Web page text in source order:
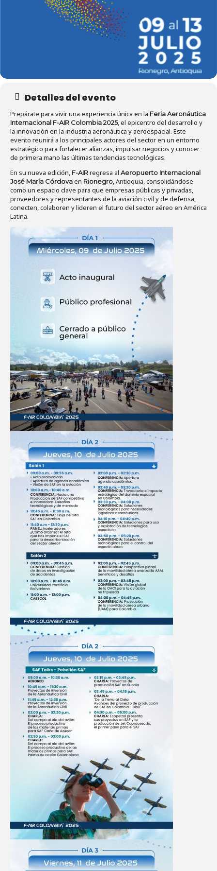
Detalles del evento
Prepárate para vivir una experiencia única en la Feria Aeronáutica
Internacional F-AIR Colombia 2025, el epicentro del desarrollo y
la innovación en la industria aeronáutica y aeroespacial. Este
evento reunirá a los principales actores del sector en un entorno
estratégico para fortalecer alianzas, impulsar negocios y conocer
de primera mano las últimas tendencias tecnológicas.
En su nueva edición, F-AIRregresa al Aeropuerto Internacional
José María Córdovaen Rionegro, Antioquia, consolidándose
como un espacio clave para que empresas públicas y privadas,
proveedores y representantes de la aviación civil y de defensa,
conecten, colaboren y lideren el futuro del sector aéreo en América
Latina.